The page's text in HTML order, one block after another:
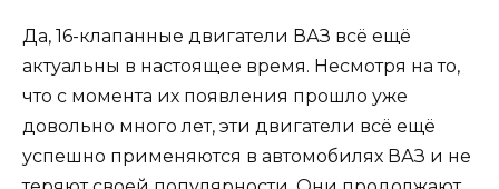
Да, 16-клапанные двигатели ВАЗ всё ещё
актуальны в настоящее время. Несмотря на то,
что с момента их появления прошло уже
довольно много лет, эти двигатели всё ещё
успешно применяются в автомобилях ВАЗ и не